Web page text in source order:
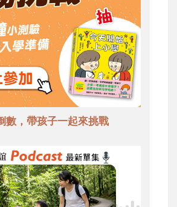
數，帶孩子一起來挑戰